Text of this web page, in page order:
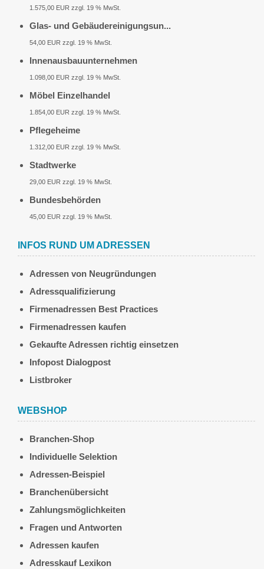
1.575,00 EUR zzgl. 19 % MwSt.
Glas- und Gebäudereinigungsun...
54,00 EUR zzgl. 19 % MwSt.
Innenausbauunternehmen
1.098,00 EUR zzgl. 19 % MwSt.
Möbel Einzelhandel
1.854,00 EUR zzgl. 19 % MwSt.
Pflegeheime
1.312,00 EUR zzgl. 19 % MwSt.
Stadtwerke
29,00 EUR zzgl. 19 % MwSt.
Bundesbehörden
45,00 EUR zzgl. 19 % MwSt.
INFOS RUND UM ADRESSEN
Adressen von Neugründungen
Adressqualifizierung
Firmenadressen Best Practices
Firmenadressen kaufen
Gekaufte Adressen richtig einsetzen
Infopost Dialogpost
Listbroker
WEBSHOP
Branchen-Shop
Individuelle Selektion
Adressen-Beispiel
Branchenübersicht
Zahlungsmöglichkeiten
Fragen und Antworten
Adressen kaufen
Adresskauf Lexikon